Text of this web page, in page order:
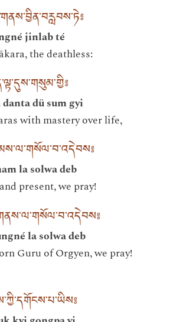
jinlab té
the deathless:
dü sum gyi
with mastery over life,
la solwa deb
present, we pray!
la solwa deb
Guru of Orgyen, we pray!